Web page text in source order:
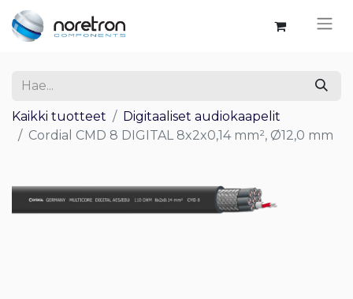
Kaikki tuotteet
Digitaaliset audiokaapelit
Cordial CMD 8 DIGITAL 8x2x0,14 mm², Ø12,0 mm